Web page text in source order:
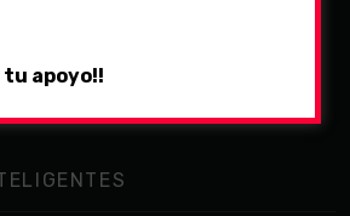
tu apoyo!!